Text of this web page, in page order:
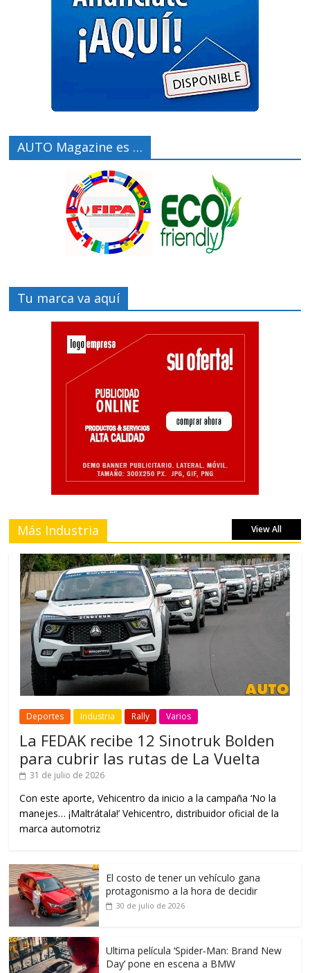
AUTO Magazine es …
Tu marca va aquí
Más Industria View All
Deportes Industria Rally Varios
La FEDAK recibe 12 Sinotruk Bolden
para cubrir las rutas de La Vuelta
31 de julio de 2026
Con este aporte, Vehicentro da inicio a la campaña ‘No la
manejes… ¡Maltrátala!’ Vehicentro, distribuidor oficial de la
marca automotriz
El costo de tener un vehículo gana
protagonismo a la hora de decidir
30 de julio de 2026
Ultima película ‘Spider‑Man: Brand New
Day’ pone en escena a BMW